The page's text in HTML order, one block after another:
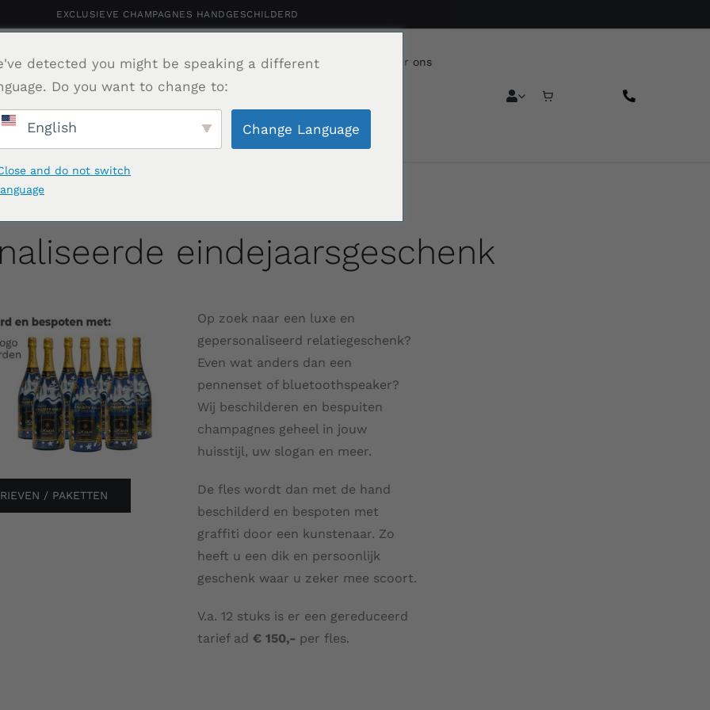
EXCLUSIEVE CHAMPAGNES HANDGESCHILDERD
Champagne Shop Portfolio Relatiegeschenk Over ons
Contact
eindejaarsgeschenk
/ PAKETTEN
Op zoek naar een luxe en
gepersonaliseerd relatiegeschenk?
Even wat anders dan een
pennenset of bluetoothspeaker?
Wij beschilderen en bespuiten
champagnes geheel in jouw
huisstijl, uw slogan en meer.
De fles wordt dan met de hand
beschilderd en bespoten met
graffiti door een kunstenaar. Zo
heeft u een dik en persoonlijk
geschenk waar u zeker mee scoort.
V.a. 12 stuks is er een gereduceerd
tarief ad€ 150,- per fles.
detected you might be speaking a different
Do you want to change to:
English Change Language
and do not switch